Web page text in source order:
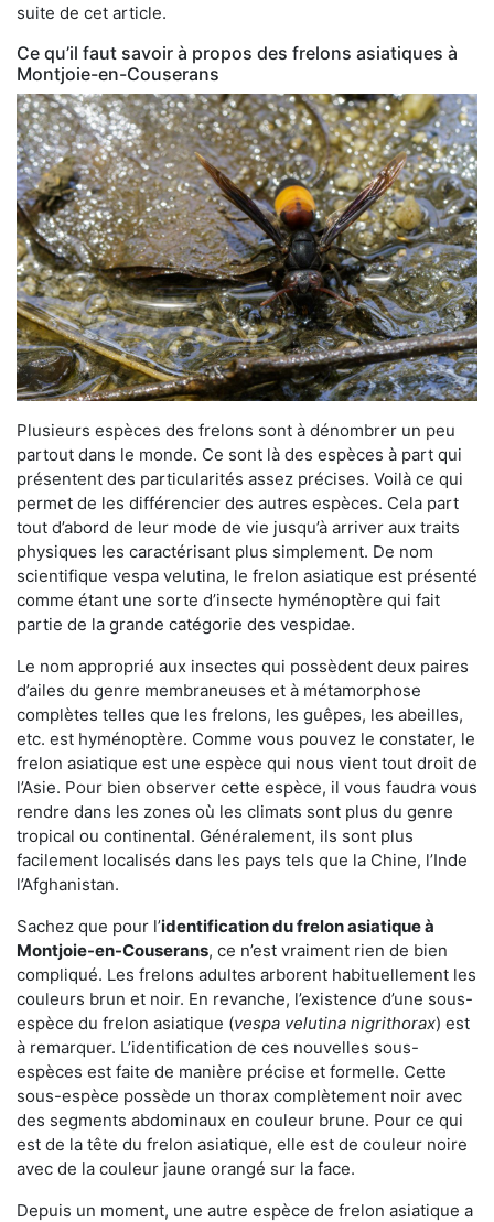
suite de cet article.
Ce qu’il faut savoir à propos des frelons asiatiques à
Montjoie-en-Couserans
Plusieurs espèces des frelons sont à dénombrer un peu
partout dans le monde. Ce sont là des espèces à part qui
présentent des particularités assez précises. Voilà ce qui
permet de les différencier des autres espèces. Cela part
tout d’abord de leur mode de vie jusqu’à arriver aux traits
physiques les caractérisant plus simplement. De nom
scientifique vespa velutina, le frelon asiatique est présenté
comme étant une sorte d’insecte hyménoptère qui fait
partie de la grande catégorie des vespidae.
Le nom approprié aux insectes qui possèdent deux paires
d’ailes du genre membraneuses et à métamorphose
complètes telles que les frelons, les guêpes, les abeilles,
etc. est hyménoptère. Comme vous pouvez le constater, le
frelon asiatique est une espèce qui nous vient tout droit de
l’Asie. Pour bien observer cette espèce, il vous faudra vous
rendre dans les zones où les climats sont plus du genre
tropical ou continental. Généralement, ils sont plus
facilement localisés dans les pays tels que la Chine, l’Inde
l’Afghanistan.
Sachez que pour l’identification du frelon asiatiqueà
Montjoie-en-Couserans, ce n’est vraiment rien de bien
compliqué. Les frelons adultes arborent habituellement les
couleurs brun et noir. En revanche, l’existence d’une sous-
espèce du frelon asiatique (vespa velutina nigrithorax) est
à remarquer. L’identification de ces nouvelles sous-
espèces est faite de manière précise et formelle. Cette
sous-espèce possède un thorax complètement noir avec
des segments abdominaux en couleur brune. Pour ce qui
est de la tête du frelon asiatique, elle est de couleur noire
avec de la couleur jaune orangé sur la face.
Depuis un moment, une autre espèce de frelon asiatique a